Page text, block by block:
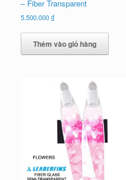
– Fiber Transparent
5.500.000₫
Thêm vào giỏ hàng